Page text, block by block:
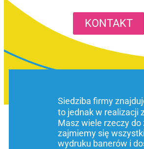
KONTAKT
Siedziba firmy
to jednak w realizacji
Masz wiele rzeczy
zajmiemy się
wydruku banerów i